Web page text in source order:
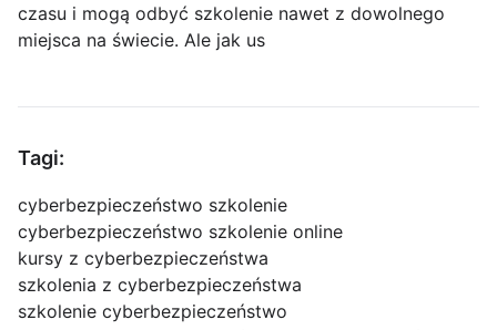
czasu i mogą odbyć szkolenie nawet z dowolnego
miejsca na świecie. Ale jak us
Tagi:
cyberbezpieczeństwo szkolenie
cyberbezpieczeństwo szkolenie online
kursy z cyberbezpieczeństwa
szkolenia z cyberbezpieczeństwa
szkolenie cyberbezpieczeństwo